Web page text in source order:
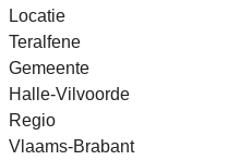
Locatie
Teralfene
Gemeente
Halle-Vilvoorde
Regio
Vlaams-Brabant